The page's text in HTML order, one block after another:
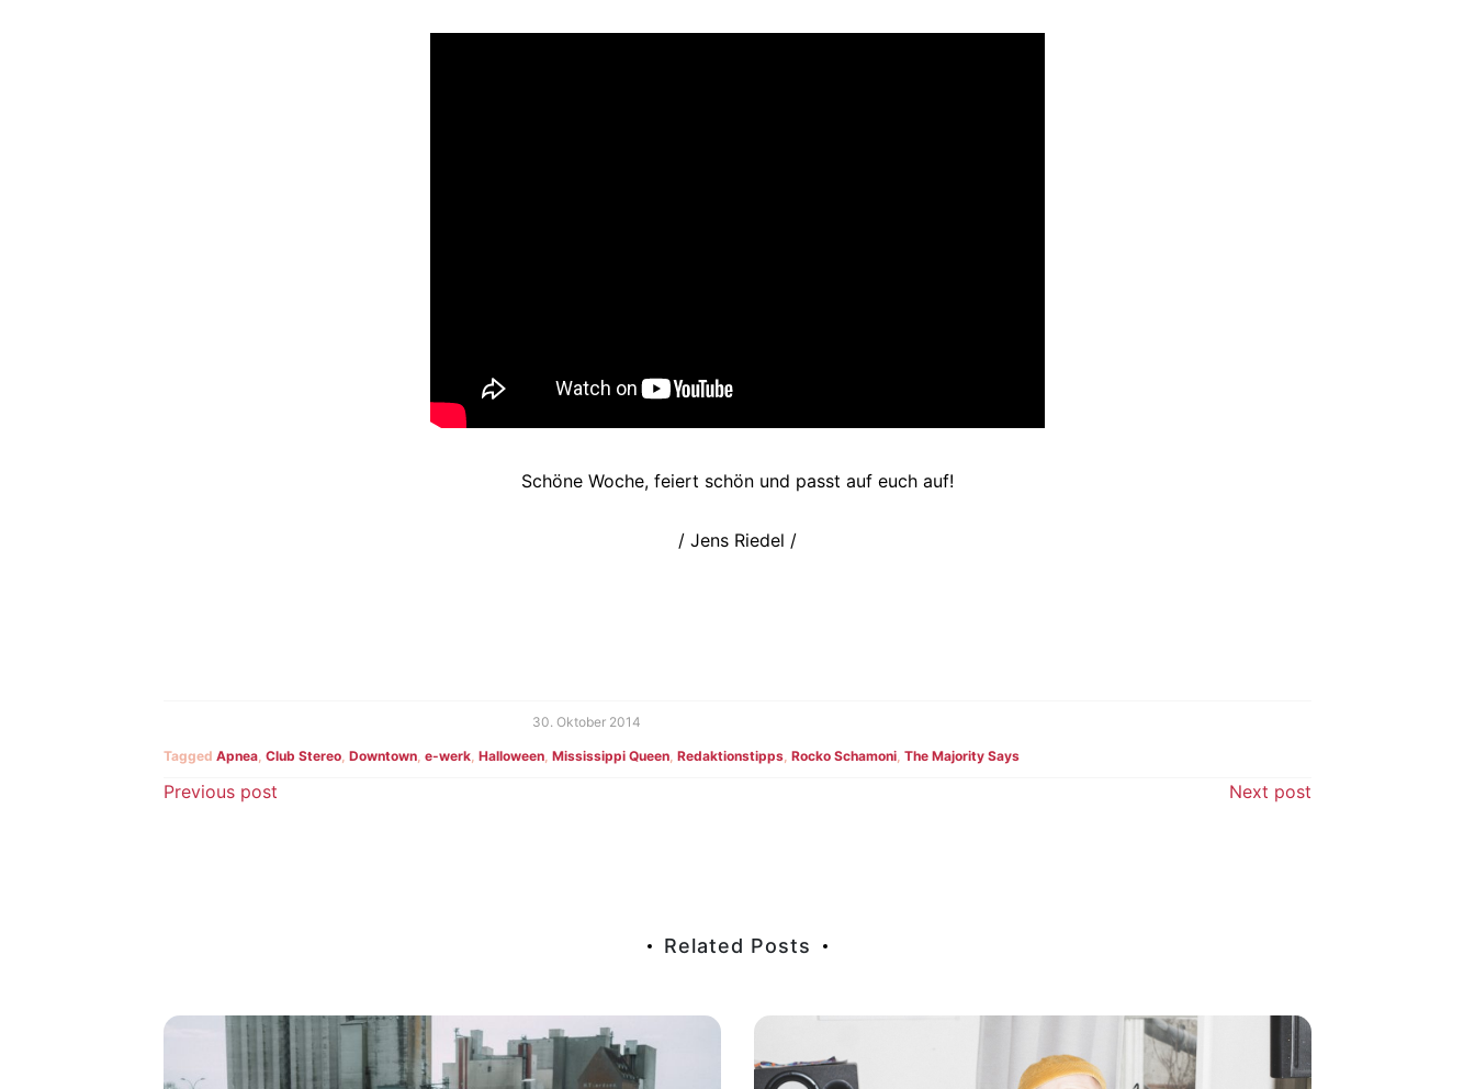
Schöne Woche, feiert schön und passt auf euch auf!
/ Jens Riedel /
30. Oktober 2014
TaggedApnea,Club Stereo,Downtown,e-werk,Halloween,Mississippi Queen,Redaktionstipps,Rocko Schamoni,The Majority Says
Beitragsnavigation
Previous post Next post
Related Posts